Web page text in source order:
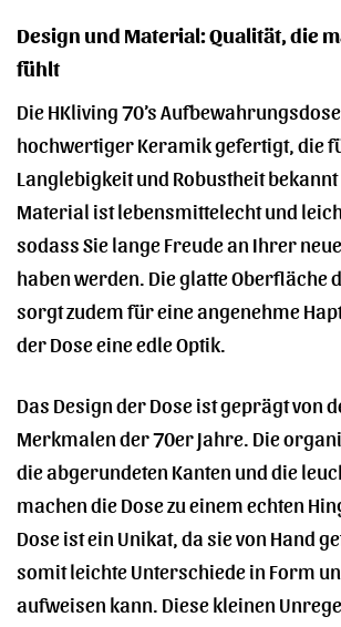
Design und Material: Qualität, die
fühlt
Die HKliving 70’s
hochwertiger Keramik gefertigt, die
Langlebigkeit und Robustheit bekannt
Material ist lebensmittelecht und
sodass Sie lange Freude an Ihrer
haben werden. Die glatte Oberfläche
sorgt zudem für eine angenehme
der Dose eine edle Optik.
Das Design der Dose ist geprägt von
Merkmalen der 70er Jahre. Die
die abgerundeten Kanten und die
machen die Dose zu einem echten
Dose ist ein Unikat, da sie von Hand
somit leichte Unterschiede in Form
aufweisen kann. Diese kleinen